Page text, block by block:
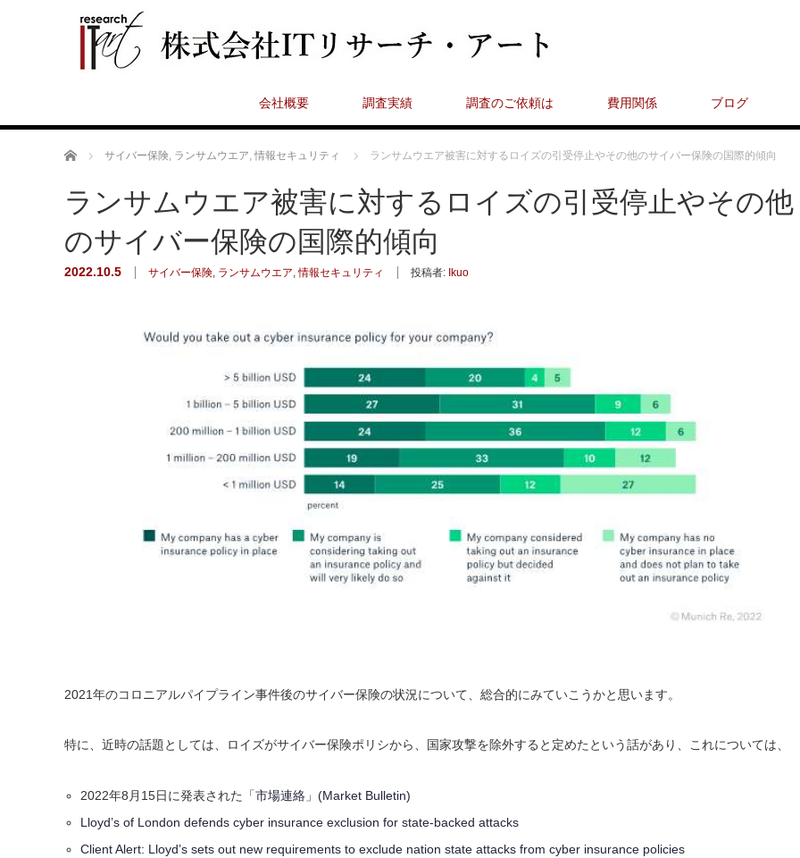
会社概要 調査実績 調査のご依頼は 費用関係 ブログ
ホーム サイバー保険, ランサムウエア, 情報セキュリティ ランサムウエア被害に対するロイズの引受停止やその他のサイバー保険の国際的傾向
ランサムウエア被害に対するロイズの引受停止やその他
のサイバー保険の国際的傾向
2022.10.5 サイバー保険, ランサムウエア,情報セキュリティ 投稿者: Ikuo
2021年のコロニアルパイプライン事件後のサイバー保険の状況について、総合的にみていこうかと思います。
特に、近時の話題としては、 ロイズがサイバー保険ポリシから、国家攻撃を除外すると定めたという話があり、これについては、
2022年8月15日に発表された
「市場連絡」(Market Bulletin)
Lloyd’s of London defends cyber insurance exclusion for state-backed attacks
Client Alert: Lloyd’s sets out new requirements to exclude nation state attacks from cyber insurance policies